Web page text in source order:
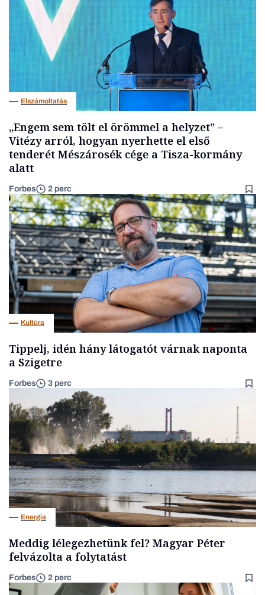
Elszámoltatás
„Engem sem tölt el örömmel a helyzet” –
Vitézy arról, hogyan nyerhette el első
tenderét Mészárosék cége a Tisza-kormány
alatt
Forbes 2 perc
Kultúra
Tippelj, idén hány látogatót várnak naponta
a Szigetre
Forbes 3 perc
Energia
Meddig lélegezhetünk fel? Magyar Péter
felvázolta a folytatást
Forbes 2 perc